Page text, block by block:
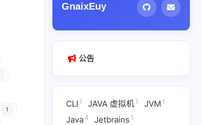
1
GnaixEuy
公告
CLI 1 JAVA 虚拟机 1 JVM 1
Java 4 Jetbrains 1